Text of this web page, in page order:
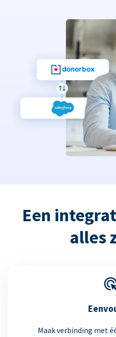
Een
alles
Maak verbinding met